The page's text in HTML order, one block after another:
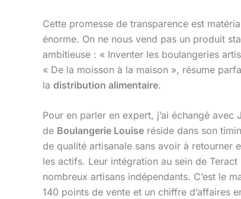
Cette promesse de transparence est
énorme. On ne nous vend pas un produit
ambitieuse : « Inventer les boulangeries
« De la moisson à la maison », résume
la distribution alimentaire.
Pour en parler en expert, j’ai échangé
de Boulangerie Louise réside dans son
de qualité artisanale sans avoir à retourner
les actifs. Leur intégration au sein de
nombreux artisans indépendants. C’est le
140 points de vente et un chiffre d’affaires